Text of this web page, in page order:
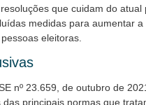
que cuidam do atual
medidas para aumentar a
eleitoras.
nº 23.659, de outubro de
das principais normas que